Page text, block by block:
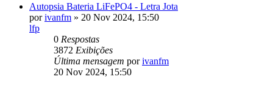
Autopsia Bateria LiFePO4 - Letra Jota
porivanfm » 20 Nov 2024, 15:50
lfp
0 Respostas
3872 Exibições
Última mensagem porivanfm
20 Nov 2024, 15:50